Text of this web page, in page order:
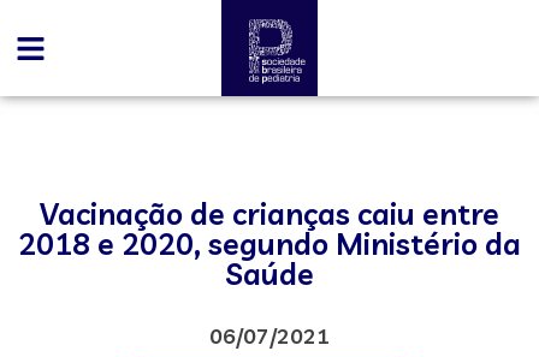
Vacinação de crianças caiu entre
2018 e 2020, segundo Ministério da
Saúde
06/07/2021